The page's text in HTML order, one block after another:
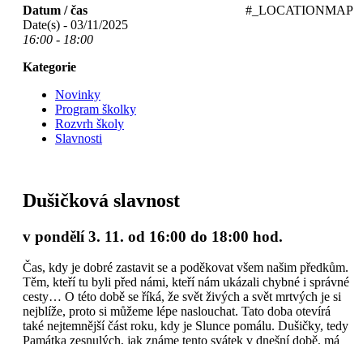
#_LOCATIONMAP
Datum / čas
Date(s) - 03/11/2025
16:00 - 18:00
Kategorie
Novinky
Program školky
Rozvrh školy
Slavnosti
Dušičková slavnost
v pondělí 3. 11. od 16:00 do 18:00 hod.
Čas, kdy je dobré zastavit se a poděkovat všem našim předkům.
Těm, kteří tu byli před námi, kteří nám ukázali chybné i správné
cesty… O této době se říká, že svět živých a svět mrtvých je si
nejblíže, proto si můžeme lépe naslouchat. Tato doba otevírá
také nejtemnější část roku, kdy je Slunce pomálu. Dušičky, tedy
Památka zesnulých, jak známe tento svátek v dnešní době, má